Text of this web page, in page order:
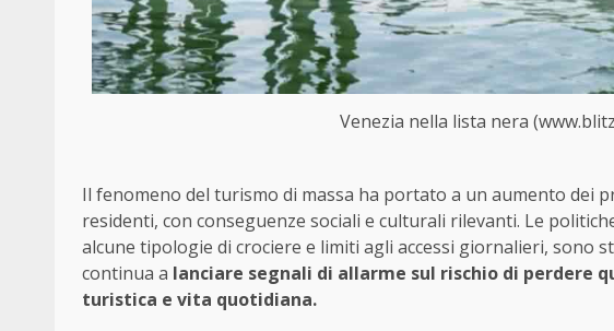
Venezia nella lista nera
Il fenomeno del turismo di massa ha portato a un aumento dei
residenti, con conseguenze sociali e culturali rilevanti. Le
alcune tipologie di crociere e limiti agli accessi giornalieri, sono
continua a lanciare segnali di allarme sul rischio di perdere
turistica e vita quotidiana.